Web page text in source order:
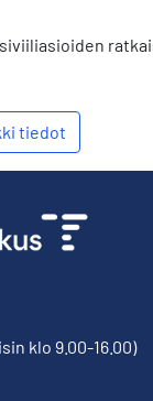
tiedot
klo 9.00-16.00)